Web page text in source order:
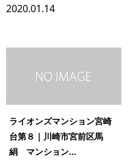
2020.01.14
ライオンズマンション宮崎
台第８｜川崎市宮前区馬
絹 マンション...